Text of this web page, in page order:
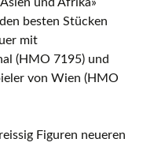
besten Stücken
mit
(HMO 7195) und
von Wien (HMO
Figuren neueren